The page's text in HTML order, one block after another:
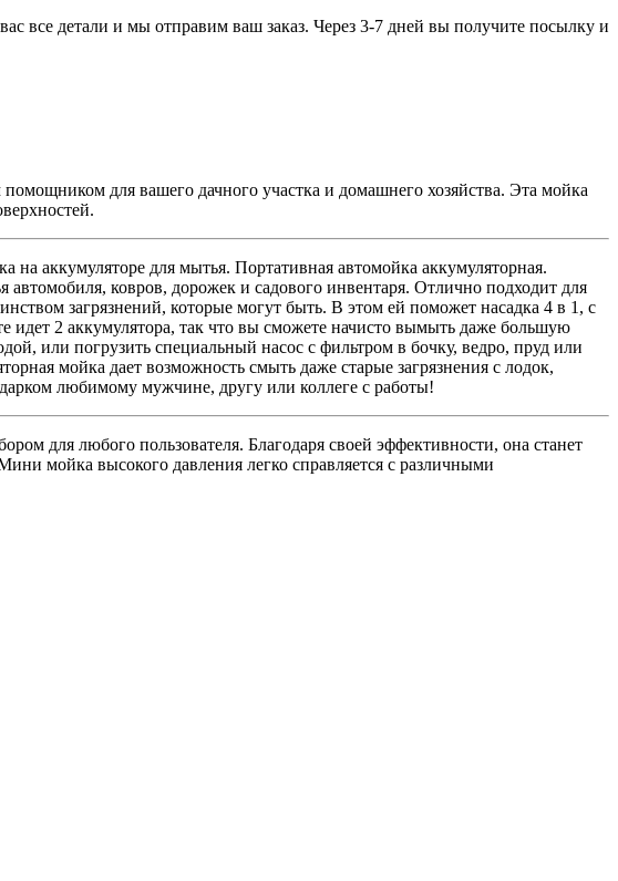
все детали и мы отправим ваш заказ. Через 3-7 дней вы получите посылку и
для вашего дачного участка и домашнего хозяйства. Эта мойка
аккумуляторе для мытья. Портативная автомойка аккумуляторная.
ковров, дорожек и садового инвентаря. Отлично подходит для
загрязнений, которые могут быть. В этом ей поможет насадка 4 в 1, с
идет 2 аккумулятора, так что вы сможете начисто вымыть даже большую
или погрузить специальный насос с фильтром в бочку, ведро, пруд или
мойка дает возможность смыть даже старые загрязнения с лодок,
любимому мужчине, другу или коллеге с работы!
для любого пользователя. Благодаря своей эффективности, она станет
мойка высокого давления легко справляется с различными